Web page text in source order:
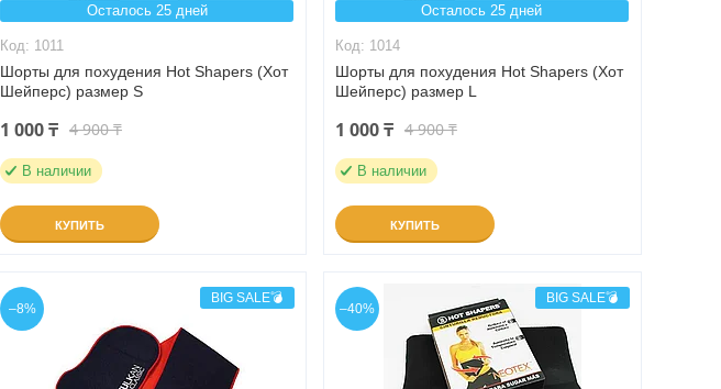
Осталось 25 дней
1011
Шорты для похудения Hot Shapers (Хот
Шейперс) размер S
1 000 ₸ 4 900 ₸
В наличии
КУПИТЬ
Осталось 25 дней
1014
Шорты для похудения Hot Shapers (Хот
Шейперс) размер L
1 000 ₸ 4 900 ₸
В наличии
КУПИТЬ
BIG SALE💣
–8%
BIG SALE💣
–40%